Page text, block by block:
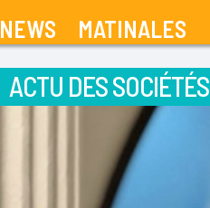
NEWS MATINALES
ACTU DES SOCIÉTÉS